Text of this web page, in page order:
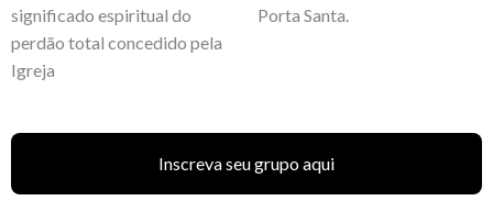
significado espiritual do
perdão total concedido pela
Igreja
Porta Santa.
Inscreva seu grupo aqui